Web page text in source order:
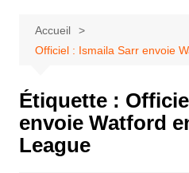
Accueil
Officiel : Ismaila Sarr envoie
Étiquette :
envoie Watford
League